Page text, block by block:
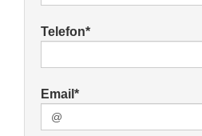
Telefon*
Email*